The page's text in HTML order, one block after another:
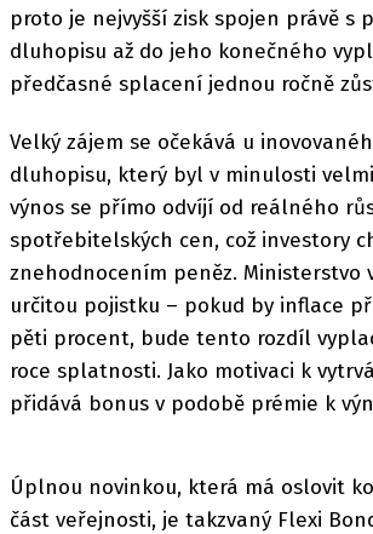
proto je nejvyšší zisk spojen právě s
dluhopisu až do jeho konečného
předčasné splacení jednou ročně
Velký zájem se očekává u
dluhopisu, který byl v minulosti
výnos se přímo odvíjí od reálného
spotřebitelských cen, což investory
znehodnocením peněz. Ministerstvo
určitou pojistku – pokud by inflace
pěti procent, bude tento rozdíl
roce splatnosti. Jako motivaci k
přidává bonus v podobě prémie k
Úplnou novinkou, která má oslovit
část veřejnosti, je takzvaný Flexi